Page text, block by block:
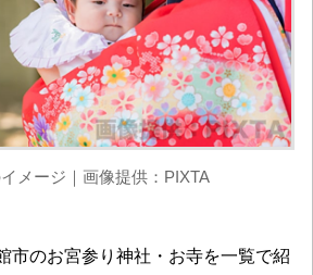
メージ｜画像提供：PIXTA
市のお宮参り神社・お寺を一覧で紹